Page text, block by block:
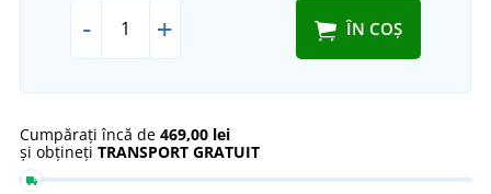
- + ÎN COȘ
Cumpărați încă de 469,00 lei
și obțineți TRANSPORT GRATUIT